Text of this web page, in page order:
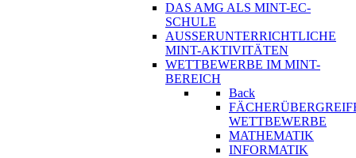
DAS AMG ALS MINT-EC-
SCHULE
AUSSERUNTERRICHTLICHE
MINT-AKTIVITÄTEN
WETTBEWERBE IM MINT-
BEREICH
Back
WETTBEWERBE
MATHEMATIK
INFORMATIK